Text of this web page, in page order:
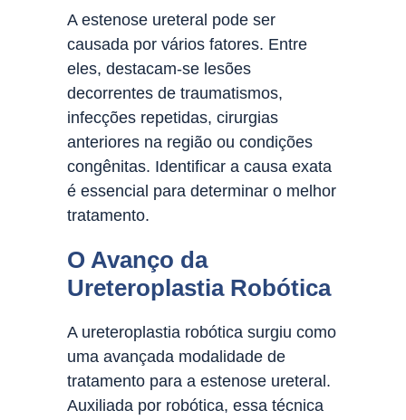
A estenose ureteral pode ser
causada por vários fatores. Entre
eles, destacam-se lesões
decorrentes de traumatismos,
infecções repetidas, cirurgias
anteriores na região ou condições
congênitas. Identificar a causa exata
é essencial para determinar o melhor
tratamento.
O Avanço da
Ureteroplastia Robótica
A ureteroplastia robótica surgiu como
uma avançada modalidade de
tratamento para a estenose ureteral.
Auxiliada por robótica, essa técnica